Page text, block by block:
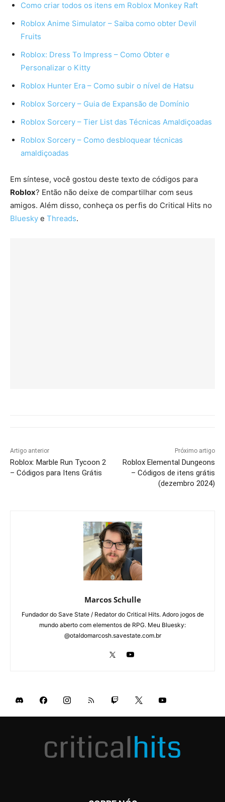
Como criar todos os itens em Roblox Monkey Raft
Roblox Anime Simulator – Saiba como obter Devil
Fruits
Roblox: Dress To Impress – Como Obter e
Personalizar o Kitty
Roblox Hunter Era – Como subir o nível de Hatsu
Roblox Sorcery – Guia de Expansão de Domínio
Roblox Sorcery – Tier List das Técnicas Amaldiçoadas
Roblox Sorcery – Como desbloquear técnicas
amaldiçoadas
Em síntese, você gostou deste texto de códigos para
Roblox? Então não deixe de compartilhar com seus
amigos. Além disso, conheça os perfis do Critical Hits no
Bluesky e Threads.
Artigo anterior
Roblox: Marble Run Tycoon 2
– Códigos para Itens Grátis
Próximo artigo
Roblox Elemental Dungeons
– Códigos de itens grátis
(dezembro 2024)
Marcos Schulle
Fundador do Save State / Redator do Critical Hits. Adoro jogos de
mundo aberto com elementos de RPG. Meu Bluesky:
@otaldomarcosh.savestate.com.br